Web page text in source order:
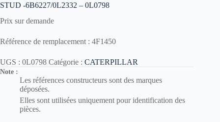
STUD -6B6227/0L2332 – 0L0798
Prix sur demande
Référence de remplacement : 4F1450
UGS : 0L0798 Catégorie : CATERPILLAR
Note :
Les références constructeurs sont des marques
déposées.
Elles sont utilisées uniquement pour identification des
pièces.